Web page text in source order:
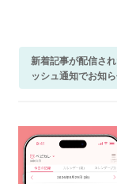
新着記事が配信さ
ッシュ通知でお知ら